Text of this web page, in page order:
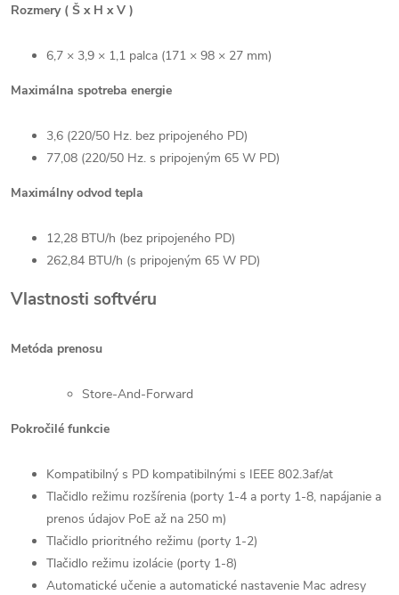
Rozmery ( Š x H x V )
6,7 × 3,9 × 1,1 palca (171 × 98 × 27 mm)
Maximálna spotreba energie
3,6 (220/50 Hz. bez pripojeného PD)
77,08 (220/50 Hz. s pripojeným 65 W PD)
Maximálny odvod tepla
12,28 BTU/h (bez pripojeného PD)
262,84 BTU/h (s pripojeným 65 W PD)
Vlastnosti softvéru
Metóda prenosu
Store-And-Forward
Pokročilé funkcie
Kompatibilný s PD kompatibilnými s IEEE 802.3af/at
Tlačidlo režimu rozšírenia (porty 1-4 a porty 1-8, napájanie a
prenos údajov PoE až na 250 m)
Tlačidlo prioritného režimu (porty 1-2)
Tlačidlo režimu izolácie (porty 1-8)
Automatické učenie a automatické nastavenie Mac adresy